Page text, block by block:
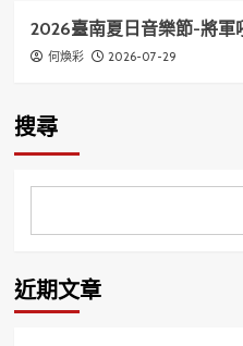
2026臺南夏日音樂節-將軍
何煥彩 2026-07-29
搜尋
近期文章